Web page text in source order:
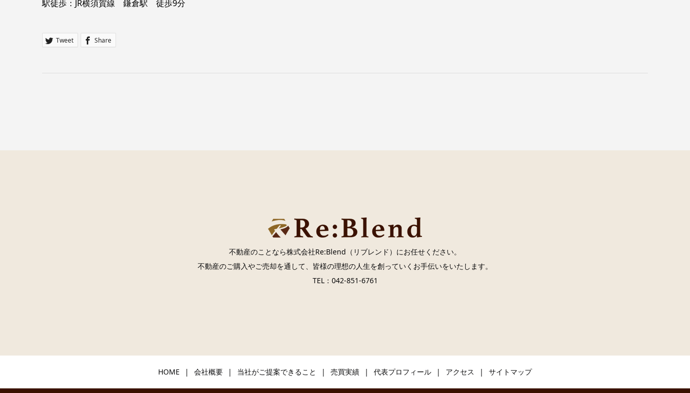
駅徒歩：JR横須賀線 鎌倉駅 徒歩9分
Tweet Share
不動産のことなら株式会社Re:Blend（リブレンド）にお任せください。
不動産のご購入やご売却を通して、皆様の理想の人生を創っていくお手伝いをいたします。
TEL：042-851-6761
HOME 会社概要 当社がご提案できること 売買実績 代表プロフィール アクセス サイトマップ